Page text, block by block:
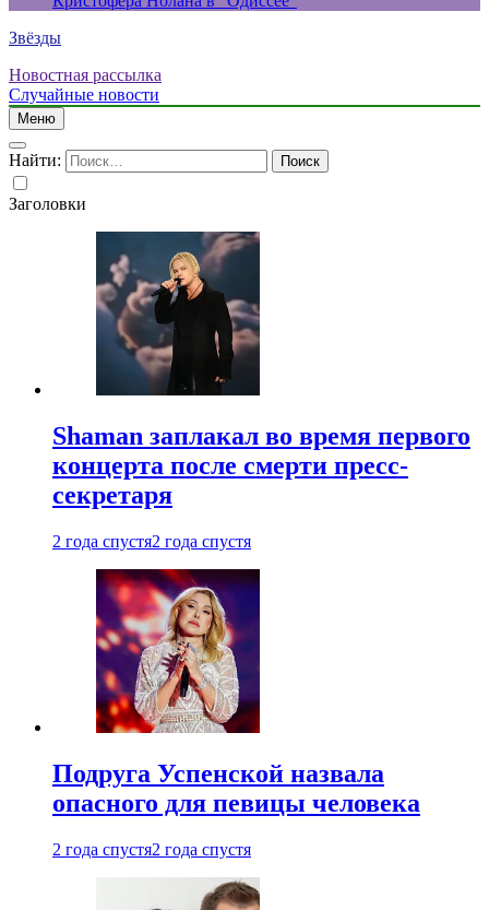
Звёзды
Новостная рассылка
Случайные новости
Меню
Найти:
Заголовки
Shaman заплакал во время первого
концерта после смерти пресс-
секретаря
2 года спустя2 года спустя
Подруга Успенской назвала
опасного для певицы человека
2 года спустя2 года спустя